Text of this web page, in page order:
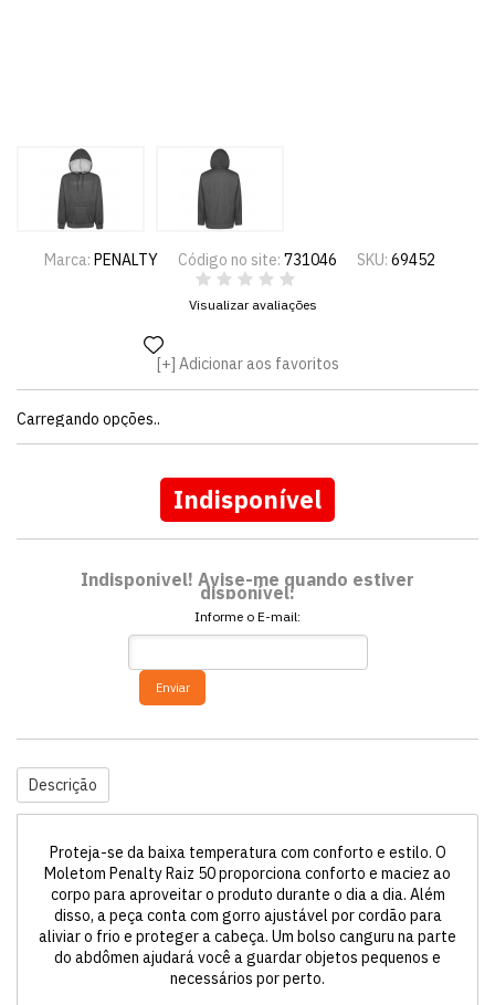
Marca: PENALTY Código no site: 731046 SKU: 69452
Visualizar avaliações
Adicionar aos favoritos
Carregando opções..
Indisponível
Indisponível! Avise-me quando estiver
disponível:
Informe o E-mail:
Enviar
Descrição
Proteja-se da baixa temperatura com conforto e estilo. O
Moletom Penalty Raiz 50 proporciona conforto e maciez ao
corpo para aproveitar o produto durante o dia a dia. Além
disso, a peça conta com gorro ajustável por cordão para
aliviar o frio e proteger a cabeça. Um bolso canguru na parte
do abdômen ajudará você a guardar objetos pequenos e
necessários por perto.